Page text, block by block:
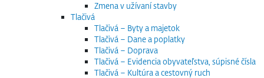
Zmena v užívaní stavby
Tlačivá
Tlačivá – Byty a majetok
Tlačivá – Dane a poplatky
Tlačivá – Doprava
Tlačivá – Evidencia obyvateľstva, súpisné čísla
Tlačivá – Kultúra a cestovný ruch